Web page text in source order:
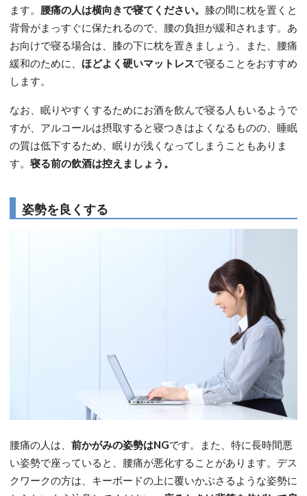
ます。 腰痛の人は横向きで寝てください。 膝の間に枕を置くと
背骨がまっすぐに保たれるので、腰の負担が緩和されます。あ
お向けで寝る場合は、膝の下に枕を置きましょう。また、腰痛
緩和のために、 ほどよく硬いマットレスで寝ることをおすすめ
します。
なお、眠りやすくするためにお酒を飲んで寝る人もいるようで
すが、アルコールは摂取すると寝つきはよくなるものの、睡眠
の質は低下するため、眠りが浅くなってしまうこともありま
す。 寝る前の飲酒は控えましょう。
姿勢を良くする
腰痛の人は、 前かがみの姿勢はNGです。また、特に長時間悪
い姿勢で座っていると、腰痛が悪化することがあります。デス
クワークの方は、キーボードの上に覆いかぶさるような姿勢に